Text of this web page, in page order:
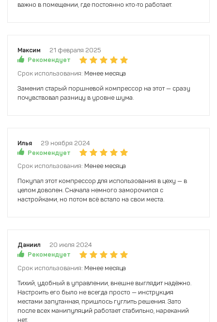
важно в помещении, где постоянно кто-то работает.
Максим
21 февраля 2025
Рекомендует
Срок использования: Менее месяца
Заменил старый поршневой компрессор на этот — сразу
почувствовал разницу в уровне шума.
Илья
29 ноября 2024
Рекомендует
Срок использования: Менее месяца
Покупал этот компрессор для использования в цеху — в
целом доволен. Сначала немного заморочился с
настройками, но потом всё встало на свои места.
Даниил
20 июля 2024
Рекомендует
Срок использования: Менее месяца
Тихий, удобный в управлении, внешне выглядит надёжно.
Настроить его было не всегда просто — инструкция
местами запутанная, пришлось гуглить решения. Зато
после всех манипуляций работает стабильно, нареканий
нет.